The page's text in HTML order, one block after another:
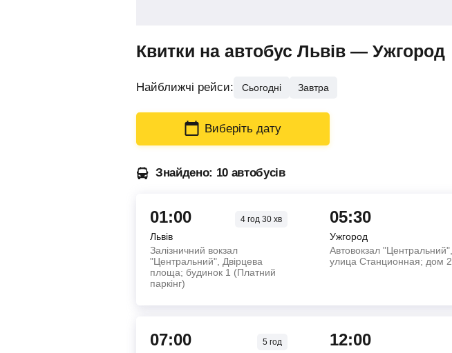
Квитки на автобус Львів — Ужгород
Найближчі рейси: Сьогодні Завтра
Виберіть дату
Знайдено: 10 автобусів
01:00 4 год30 хв
Львів
Залізничний вокзал
"Центральний", Двірцева
площа; будинок 1 (Платний
паркінг)
05:30
Ужгород
Автовокзал "Центральний",
улица Станционная; дом 2.
07:00 5 год 12:00